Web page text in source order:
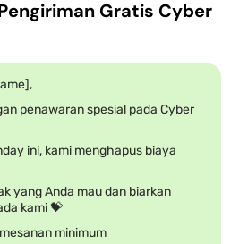
Gratis Cyber
penawaran spesial pada Cyber
ini, kami menghapus biaya
yang Anda mau dan biarkan
kami 💝
minimum